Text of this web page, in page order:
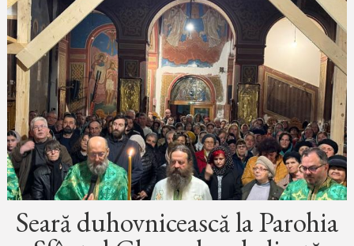
Seară duhovnicească la Parohia